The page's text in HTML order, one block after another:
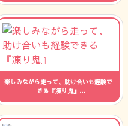
楽しみながら走って、助け合いも経験で
きる『凍り鬼』